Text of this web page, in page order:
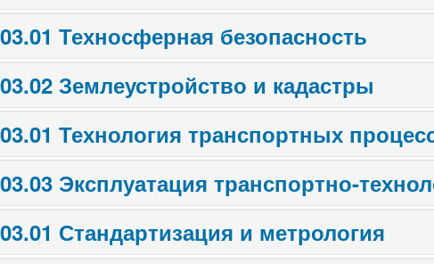
Техносферная безопасность
Землеустройство и кадастры
Технология транспортных
Эксплуатация транспортно-
Стандартизация и метрология